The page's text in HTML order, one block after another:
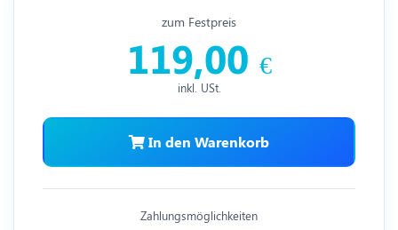
zum Festpreis
119,00 €
inkl. USt.
In den Warenkorb
Zahlungsmöglichkeiten